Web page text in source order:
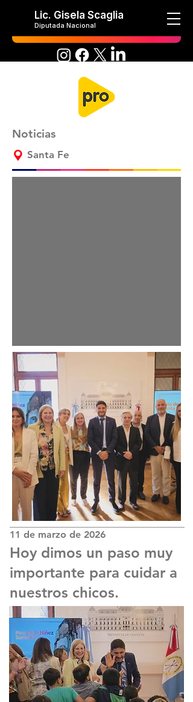
Lic. Gisela Scaglia
Diputada Nacional
Noticias
Santa Fe
11 de marzo de 2026
Hoy dimos un paso muy
importante para cuidar a
nuestros chicos.